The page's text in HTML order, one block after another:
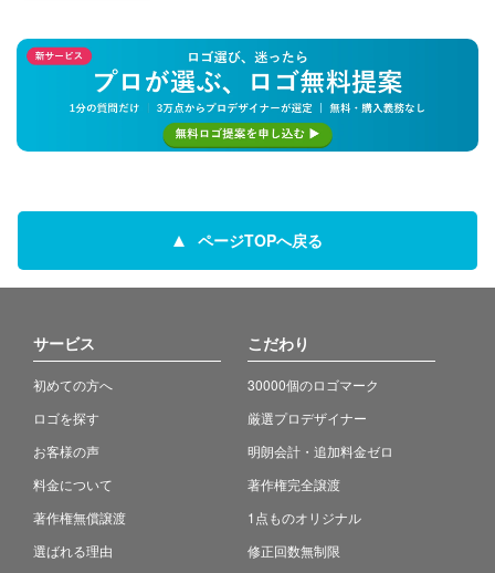
ページTOPへ戻る
サービス
初めての方へ
ロゴを探す
お客様の声
料金について
著作権無償譲渡
選ばれる理由
こだわり
30000個のロゴマーク
厳選プロデザイナー
明朗会計・追加料金ゼロ
著作権完全譲渡
1点ものオリジナル
修正回数無制限